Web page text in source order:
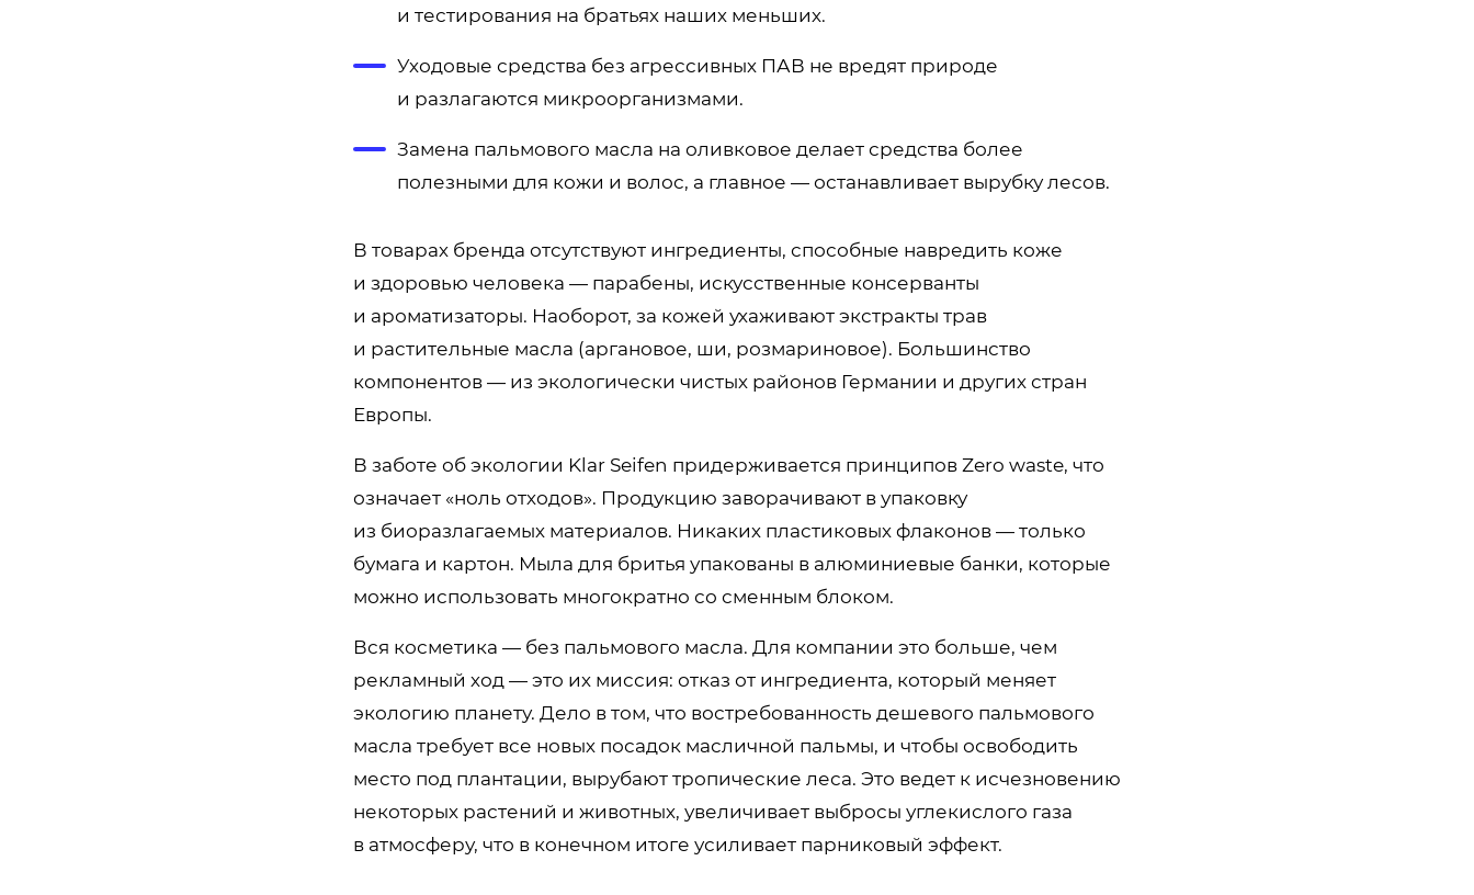
и тестирования на братьях наших меньших.
Уходовые средства без агрессивных ПАВ не вредят природе
и разлагаются микроорганизмами.
Замена пальмового масла на оливковое делает средства более
полезными для кожи и волос, а главное — останавливает вырубку лесов.
В товарах бренда отсутствуют ингредиенты, способные навредить коже
и здоровью человека — парабены, искусственные консерванты
и ароматизаторы. Наоборот, за кожей ухаживают экстракты трав
и растительные масла (аргановое, ши, розмариновое). Большинство
компонентов — из экологически чистых районов Германии и других стран
Европы.
В заботе об экологии Klar Seifen придерживается принципов Zero waste, что
означает «ноль отходов». Продукцию заворачивают в упаковку
из биоразлагаемых материалов. Никаких пластиковых флаконов — только
бумага и картон. Мыла для бритья упакованы в алюминиевые банки, которые
можно использовать многократно со сменным блоком.
Вся косметика — без пальмового масла. Для компании это больше, чем
рекламный ход — это их миссия: отказ от ингредиента, который меняет
экологию планету. Дело в том, что востребованность дешевого пальмового
масла требует все новых посадок масличной пальмы, и чтобы освободить
место под плантации, вырубают тропические леса. Это ведет к исчезновению
некоторых растений и животных, увеличивает выбросы углекислого газа
в атмосферу, что в конечном итоге усиливает парниковый эффект.